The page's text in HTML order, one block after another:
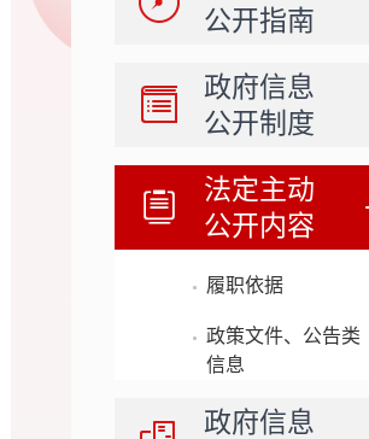
公开指南
政府信息
公开制度
法定主动
公开内容
履职依据
政策文件、公告类
信息
政府信息